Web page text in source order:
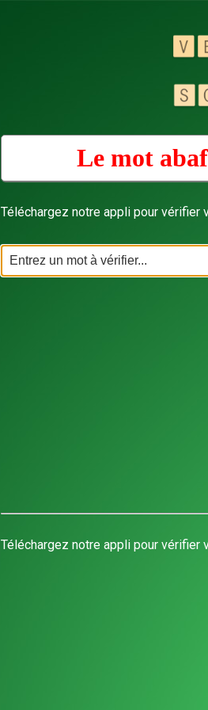
Le mot
Téléchargez notre appli pour vérifier
Téléchargez notre appli pour vérifier